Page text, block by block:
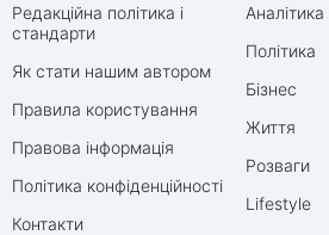
Редакційна політика і
стандарти
Як стати нашим автором
Правила користування
Правова інформація
Політика конфіденційності
Контакти
Аналітика
Політика
Бізнес
Життя
Розваги
Lifestyle